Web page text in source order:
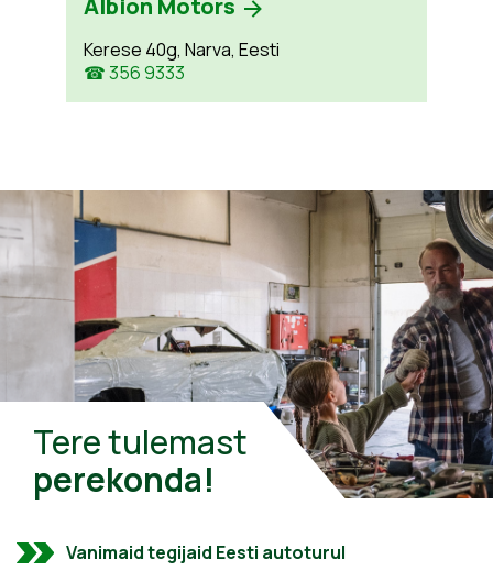
Albion Motors
Kerese 40g, Narva, Eesti
☎ 356 9333
Tere tulemast
perekonda!
Vanimaid tegijaid Eesti autoturul